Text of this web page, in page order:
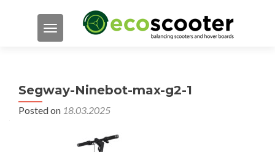
TOGGLE NAVIGATION
Segway-Ninebot-max-g2-1
Posted on 18.03.2025